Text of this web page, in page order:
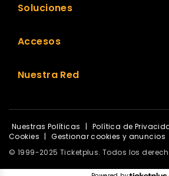
Soluciones
Accesos
Nuestra Red
Nuestras Políticas | Política de
Cookies |
Gestionar cookies y anuncios
© 1999-2025 Ticketplus. Todos los